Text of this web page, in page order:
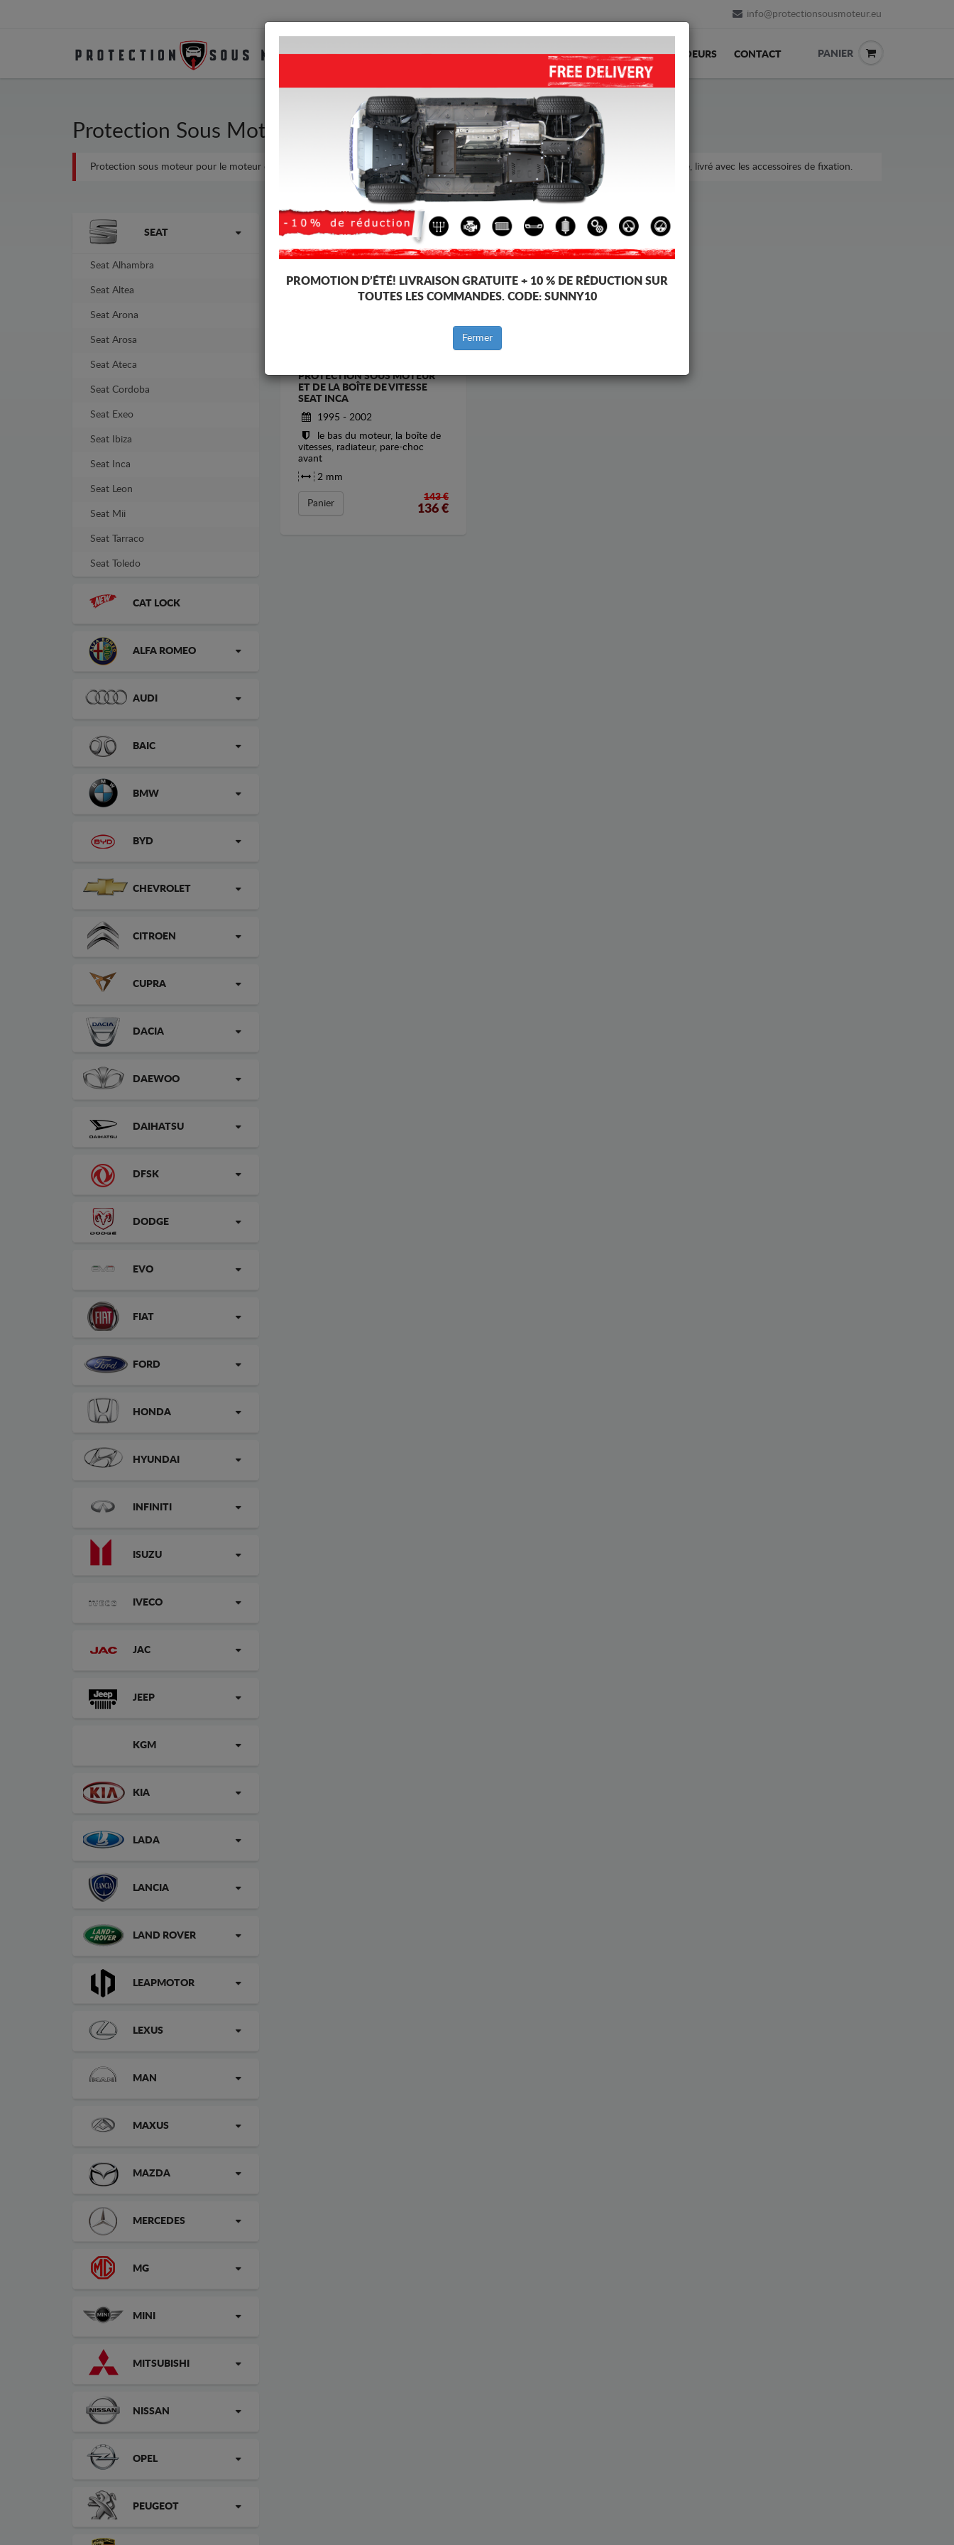
info@protectionsousmoteur.eu
PROTECTION ACCUEIL LIVRAISON AVIS REVENDEURS CONTACT PANIER
Protection Sous Moteur Métallique Seat Inca
Protection sous moteur pour le moteur et la boîte de vitesses, dédiée aux voitures Seat Inca. Il est monté sans modifications sur la voiture, livré avec les accessoires de fixation.
Marques SEAT
Seat Alhambra
Seat Altea
Seat Arona
Seat Arosa
Seat Ateca
Seat Cordoba
Seat Exeo
Seat Ibiza
Seat Inca
Seat Leon
Seat Mii
Seat Tarraco
Seat Toledo
CAT LOCK
ALFA ROMEO
AUDI
BAIC
BMW
BYD
CHEVROLET
CITROEN
CUPRA
DACIA
DAEWOO
DAIHATSU
DFSK
DODGE
EVO
FIAT
FORD
HONDA
HYUNDAI
INFINITI
ISUZU
IVECO
JAC
JEEP
KGM
KIA
LADA
LANCIA
LAND ROVER
LEAPMOTOR
LEXUS
MAN
MAXUS
MAZDA
MERCEDES
MG
MINI
MITSUBISHI
NISSAN
OPEL
PEUGEOT
-5%
PROTECTION SOUS MOTEUR
ET DE LA BOÎTE DE VITESSE
SEAT INCA
1995 - 2002
le bas du moteur, la boîte de
vitesses, radiateur, pare-choc
avant
2 mm
Panier
143 €
136€
PROMOTION D’ÉTÉ! LIVRAISON GRATUITE + 10 % DE RÉDUCTION SUR
TOUTES LES COMMANDES. CODE: SUNNY10
Fermer